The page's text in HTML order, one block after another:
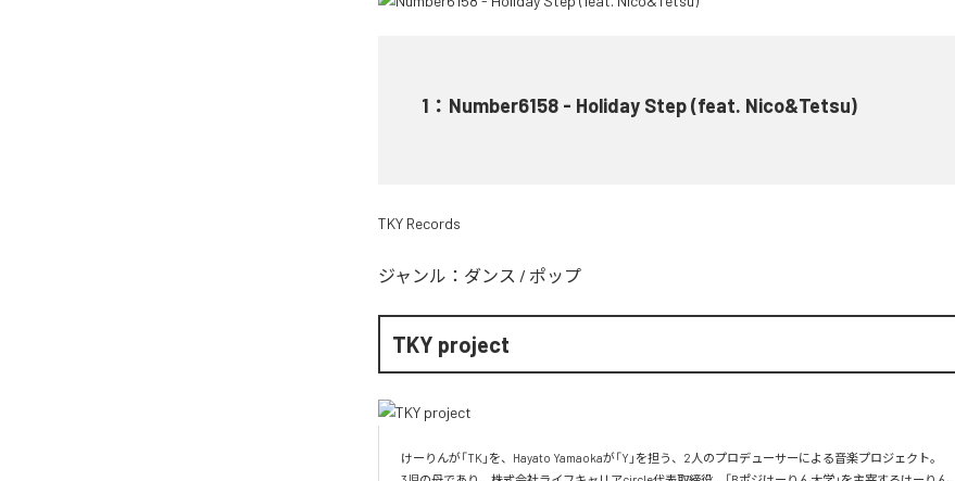
1 ： Number6158 - Holiday Step (feat. Nico&Tetsu)
TKY Records
ジャンル： ダンス / ポップ
TKY project
けーりんが「TK」を、Hayato Yamaokaが「Y」を担う、2人のプロデューサーによる音楽プロジェクト。